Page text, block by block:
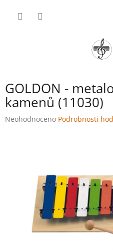
GOLDON -
kamenů (11030)
Průměrné
hvězdiček.
Neohodnoceno Podrobnosti